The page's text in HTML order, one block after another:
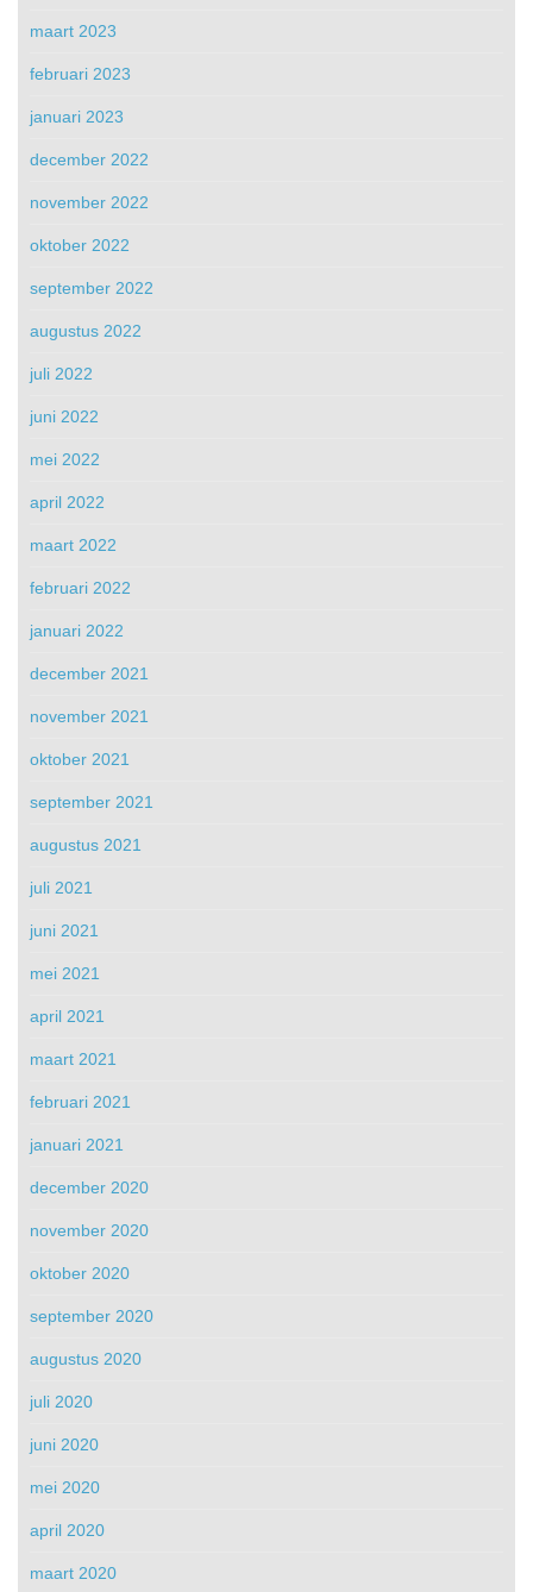
maart 2023
februari 2023
januari 2023
december 2022
november 2022
oktober 2022
september 2022
augustus 2022
juli 2022
juni 2022
mei 2022
april 2022
maart 2022
februari 2022
januari 2022
december 2021
november 2021
oktober 2021
september 2021
augustus 2021
juli 2021
juni 2021
mei 2021
april 2021
maart 2021
februari 2021
januari 2021
december 2020
november 2020
oktober 2020
september 2020
augustus 2020
juli 2020
juni 2020
mei 2020
april 2020
maart 2020